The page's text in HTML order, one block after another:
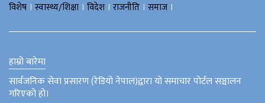
विशेष । स्वास्थ्य/शिक्षा । विदेश । राजनीति । समाज ।
हाम्रो बारेमा
सार्वजनिक सेवा प्रसारण (रेडियो नेपाल)द्वारा यो समाचार पोर्टल सञ्चालन
गरिएको हो।